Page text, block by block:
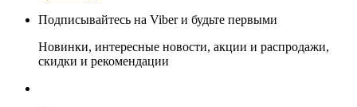
Подписывайтесь на Viber и будьте первыми
Новинки, интересные новости, акции и распродажи,
скидки и рекомендации